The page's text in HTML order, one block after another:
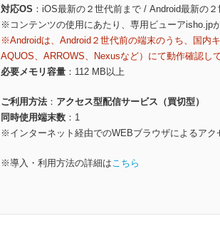
対応OS
iOS最新の２世代前まで / Android最新の
※コンテンツの使用にあたり、専用ビューアisho.jp
※Androidは、Android２世代前の端末のうち、国内
AQUOS、ARROWS、Nexusなど）にて動作確認し
必要メモリ容量
112 MB以上
ご利用方法
アクセス型配信サービス（買切型）
同時使用端末数
1
※インターネット経由でのWEBブラウザによるアク
※導入・利用方法の詳細はこちら